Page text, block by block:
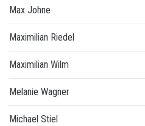
Max Johne
Maximilian Riedel
Maximilian Wilm
Melanie Wagner
Michael Stiel